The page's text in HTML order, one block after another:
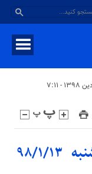
وضعیت هوای امروز سه شنبه ۹۸/۱/۱۳